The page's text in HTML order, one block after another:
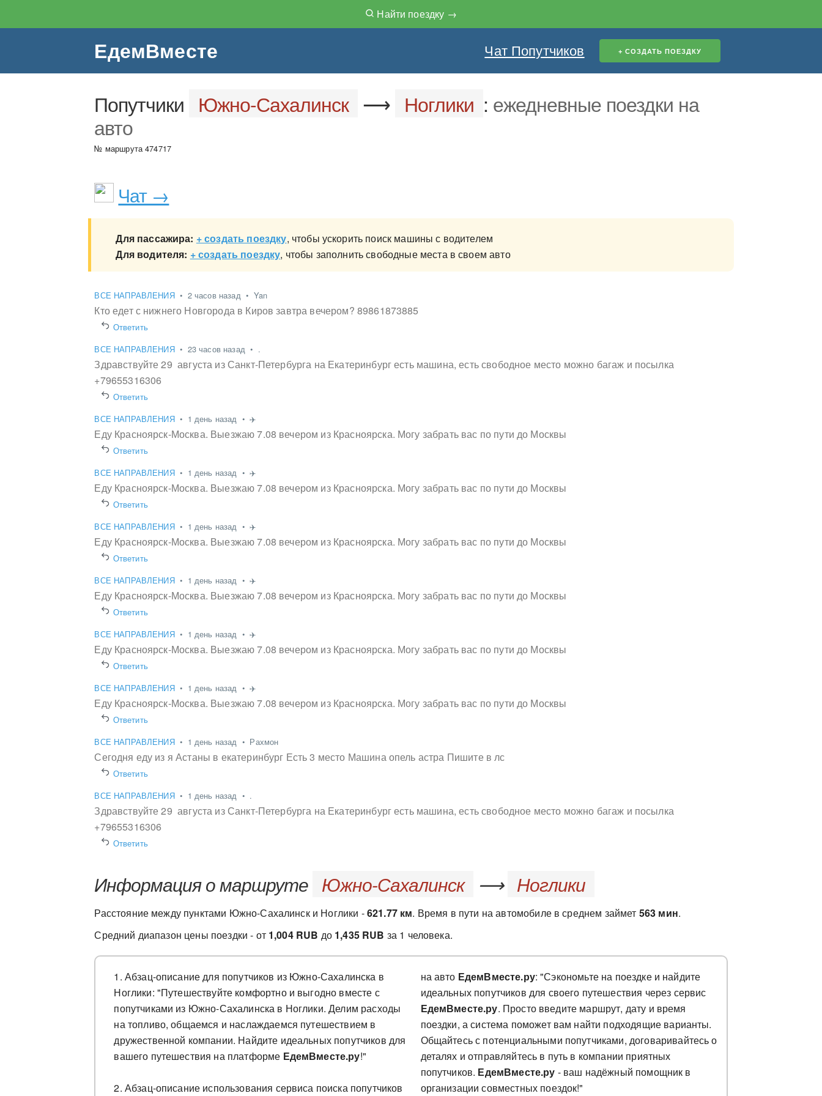
Найти поездку →
ЕдемВместе Чат Попутчиков
Попутчики Южно-Сахалинск ⟶ Ноглики : ежедневные поездки на
авто
№ маршрута 474717
Чат →
Для пассажира: + создать поездку, чтобы ускорить поиск машины с водителем
Для водителя: + создать поездку, чтобы заполнить свободные места в своем авто
ВСЕ НАПРАВЛЕНИЯ • 2 часов назад • Yan
Кто едет с нижнего Новгорода в Киров завтра вечером? 89861873885
Ответить
ВСЕ НАПРАВЛЕНИЯ • 23 часов назад • .
Здравствуйте 29 августа из Санкт-Петербурга на Екатеринбург есть машина, есть свободное место можно багаж и посылка
+79655316306
Ответить
ВСЕ НАПРАВЛЕНИЯ • 1 день назад • ✈️
Еду Красноярск-Москва. Выезжаю 7.08 вечером из Красноярска. Могу забрать вас по пути до Москвы
Ответить
ВСЕ НАПРАВЛЕНИЯ • 1 день назад • ✈️
Еду Красноярск-Москва. Выезжаю 7.08 вечером из Красноярска. Могу забрать вас по пути до Москвы
Ответить
ВСЕ НАПРАВЛЕНИЯ • 1 день назад • ✈️
Еду Красноярск-Москва. Выезжаю 7.08 вечером из Красноярска. Могу забрать вас по пути до Москвы
Ответить
ВСЕ НАПРАВЛЕНИЯ • 1 день назад • ✈️
Еду Красноярск-Москва. Выезжаю 7.08 вечером из Красноярска. Могу забрать вас по пути до Москвы
Ответить
ВСЕ НАПРАВЛЕНИЯ • 1 день назад • ✈️
Еду Красноярск-Москва. Выезжаю 7.08 вечером из Красноярска. Могу забрать вас по пути до Москвы
Ответить
ВСЕ НАПРАВЛЕНИЯ • 1 день назад • ✈️
Еду Красноярск-Москва. Выезжаю 7.08 вечером из Красноярска. Могу забрать вас по пути до Москвы
Ответить
ВСЕ НАПРАВЛЕНИЯ • 1 день назад • Рахмон
Сегодня еду из я Астаны в екатеринбург Есть 3 место Машина опель астра Пишите в лс
Ответить
ВСЕ НАПРАВЛЕНИЯ • 1 день назад • .
Здравствуйте 29 августа из Санкт-Петербурга на Екатеринбург есть машина, есть свободное место можно багаж и посылка
+79655316306
Ответить
Информация о маршруте Южно-Сахалинск ⟶ Ноглики
Расстояние между пунктами Южно-Сахалинск и Ноглики -621.77 км. Время в пути на автомобиле в среднем займет 563 мин.
Средний диапазон цены поездки - от 1,004 RUB до 1,435 RUB за 1 человека.
1. Абзац-описание для попутчиков из Южно-Сахалинска в
Ноглики: "Путешествуйте комфортно и выгодно вместе с
попутчиками из Южно-Сахалинска в Ноглики. Делим расходы
на топливо, общаемся и наслаждаемся путешествием в
дружественной компании. Найдите идеальных попутчиков для
вашего путешествия на платформе ЕдемВместе.ру!"
2. Абзац-описание использования сервиса поиска попутчиков
на авто ЕдемВместе.ру: "Сэкономьте на поездке и найдите
идеальных попутчиков для своего путешествия через сервис
ЕдемВместе.ру. Просто введите маршрут, дату и время
поездки, а система поможет вам найти подходящие варианты.
Общайтесь с потенциальными попутчиками, договаривайтесь о
деталях и отправляйтесь в путь в компании приятных
попутчиков. ЕдемВместе.ру - ваш надёжный помощник в
организации совместных поездок!"